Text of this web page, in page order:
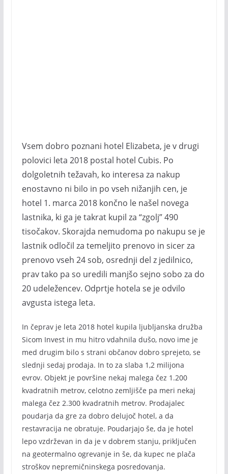
Vsem dobro poznani hotel Elizabeta, je v drugi
polovici leta 2018 postal hotel Cubis. Po
dolgoletnih težavah, ko interesa za nakup
enostavno ni bilo in po vseh nižanjih cen, je
hotel 1. marca 2018 končno le našel novega
lastnika, ki ga je takrat kupil za “zgolj” 490
tisočakov. Skorajda nemudoma po nakupu se je
lastnik odločil za temeljito prenovo in sicer za
prenovo vseh 24 sob, osrednji del z jedilnico,
prav tako pa so uredili manjšo sejno sobo za do
20 udeležencev. Odprtje hotela se je odvilo
avgusta istega leta.
In čeprav je leta 2018 hotel kupila ljubljanska družba
Sicom Invest in mu hitro vdahnila dušo, novo ime je
med drugim bilo s strani občanov dobro sprejeto, se
slednji sedaj prodaja. In to za slaba 1,2 milijona
evrov. Objekt je površine nekaj malega čez 1.200
kvadratnih metrov, celotno zemljišče pa meri nekaj
malega čez 2.300 kvadratnih metrov. Prodajalec
poudarja da gre za dobro delujoč hotel, a da
restavracija ne obratuje. Poudarjajo še, da je hotel
lepo vzdrževan in da je v dobrem stanju, priključen
na geotermalno ogrevanje in še, da kupec ne plača
stroškov nepremičninskega posredovanja.